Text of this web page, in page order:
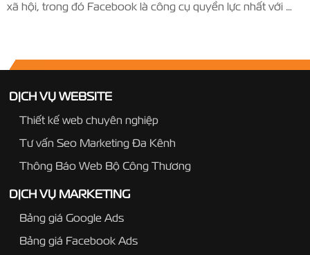
xã hội, trong đó Facebook là công cụ quyền lực nhất với …
DỊCH VỤ WEBSITE
Thiết kế web chuyên nghiệp
Tư vấn Seo Marketing Đa Kênh
Thông Báo Web Bộ Công Thương
DỊCH VỤ MARKETING
Bảng giá Google Ads
Bảng giá Facebook Ads